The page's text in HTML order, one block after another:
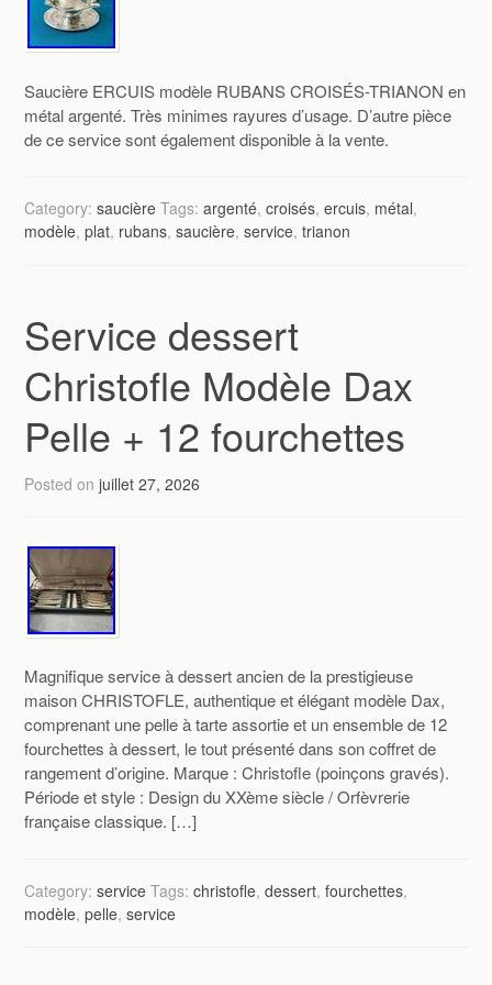
Saucière ERCUIS modèle RUBANS CROISÉS-TRIANON en
métal argenté. Très minimes rayures d’usage. D’autre pièce
de ce service sont également disponible à la vente.
Category:saucière Tags:argenté,croisés,ercuis, métal,
modèle,plat, rubans,saucière,service,trianon
Service dessert
Christofle Modèle Dax
Pelle + 12 fourchettes
Posted onjuillet 27, 2026
Magnifique service à dessert ancien de la prestigieuse
maison CHRISTOFLE, authentique et élégant modèle Dax,
comprenant une pelle à tarte assortie et un ensemble de 12
fourchettes à dessert, le tout présenté dans son coffret de
rangement d’origine. Marque : Christofle (poinçons gravés).
Période et style : Design du XXème siècle / Orfèvrerie
française classique. […]
Category:service Tags:christofle,dessert,fourchettes,
modèle,pelle,service